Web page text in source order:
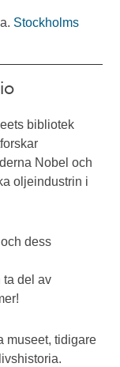
Stockholms
bibliotek
Nobel och
oljeindustrin i
dess
ta del av
museet, tidigare